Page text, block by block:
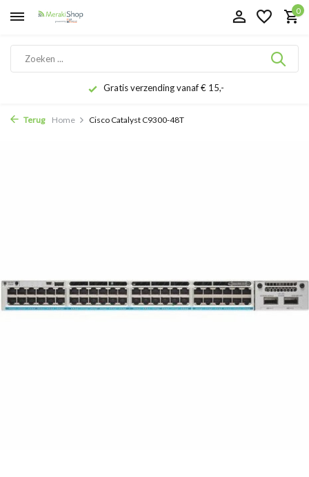
0
Gratis verzending vanaf € 15,-
Terug Home Cisco Catalyst C9300-48T